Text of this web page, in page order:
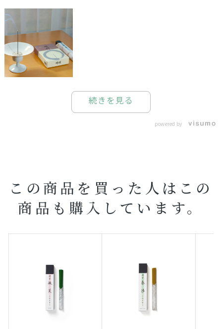
続きを見る
powered by
この商品を買った人はこの
商品も購入しています。